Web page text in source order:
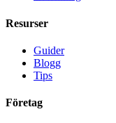
Resurser
Guider
Blogg
Tips
Företag